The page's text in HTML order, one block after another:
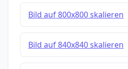
Bild auf 800x800 skalieren
Bild auf 840x840 skalieren